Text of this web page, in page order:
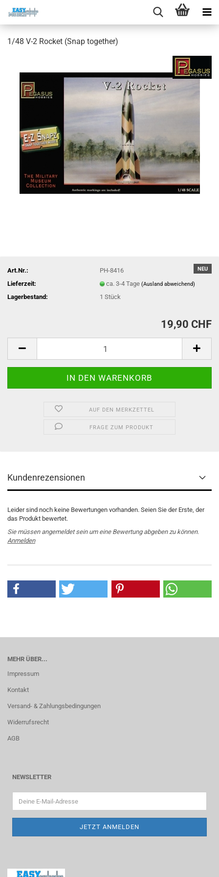
1/48 V-2 Rocket (Snap together)
NEU
Art.Nr.:
PH-8416
Lieferzeit:
ca. 3-4 Tage(Ausland abweichend)
Lagerbestand: 1Stück
19,90 CHF
AUF DEN MERKZETTEL
FRAGE ZUM PRODUKT
Kundenrezensionen
Leider sind noch keine Bewertungen vorhanden. Seien Sie der Erste, der
das Produkt bewertet.
Sie müssen angemeldet sein um eine Bewertung abgeben zu können.
Anmelden
MEHR ÜBER...
Impressum
Kontakt
Versand- & Zahlungsbedingungen
Widerrufsrecht
AGB
NEWSLETTER